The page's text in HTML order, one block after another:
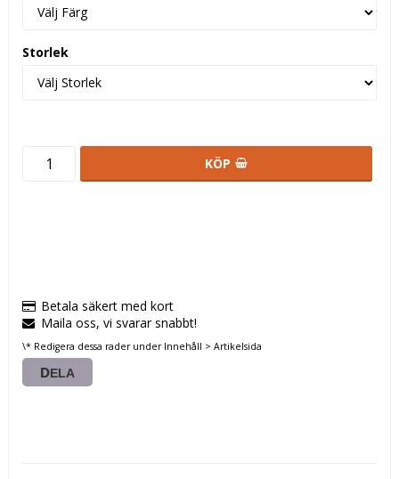
Storlek
KÖP
Betala säkert med kort
Maila oss, vi svarar snabbt!
\* Redigera dessa rader under Innehåll > Artikelsida
DELA